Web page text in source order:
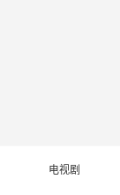
电视剧